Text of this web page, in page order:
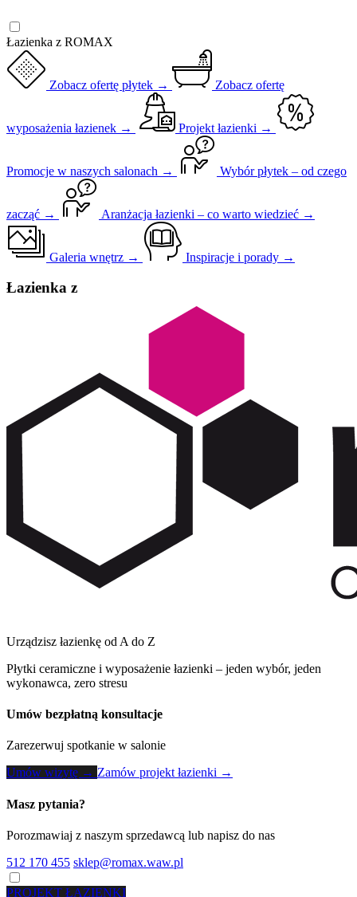
Łazienka z ROMAX
Zobacz ofertę płytek → Zobacz ofertę
wyposażenia łazienek → Projekt łazienki →
Promocje w naszych salonach → Wybór płytek – od czego
zacząć → Aranżacja łazienki – co warto wiedzieć →
Galeria wnętrz → Inspiracje i porady →
Łazienka z
Urządzisz łazienkę od A do Z
Płytki ceramiczne i wyposażenie łazienki – jeden wybór, jeden
wykonawca, zero stresu
Umów bezpłatną konsultacje
Zarezerwuj spotkanie w salonie
Umów wizytę → Zamów projekt łazienki →
Masz pytania?
Porozmawiaj z naszym sprzedawcą lub napisz do nas
512 170 455 sklep@romax.waw.pl
PROJEKT ŁAZIENKI